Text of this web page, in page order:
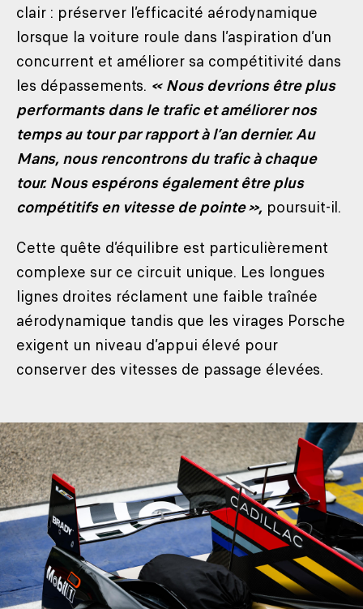
clair : préserver l’efficacité aérodynamique
lorsque la voiture roule dans l’aspiration d’un
concurrent et améliorer sa compétitivité dans
les dépassements. « Nous devrions être plus
performants dans le trafic et améliorer nos
temps au tour par rapport à l’an dernier. Au
Mans, nous rencontrons du trafic à chaque
tour. Nous espérons également être plus
compétitifs en vitesse de pointe », poursuit-il.
Cette quête d’équilibre est particulièrement
complexe sur ce circuit unique. Les longues
lignes droites réclament une faible traînée
aérodynamique tandis que les virages Porsche
exigent un niveau d’appui élevé pour
conserver des vitesses de passage élevées.